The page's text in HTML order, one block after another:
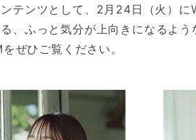
テンツとして、2月24日（火）に
、ふっと気分が上向きになるよ
ぜひご覧ください。